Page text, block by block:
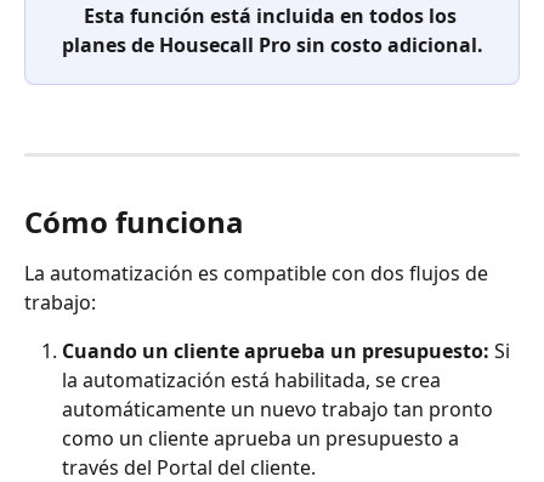
Esta función está incluida en todos los
planes de Housecall Pro sin costo adicional.
Cómo funciona
La automatización es compatible con dos flujos de
trabajo:
Cuando un cliente aprueba un presupuesto: Si
la automatización está habilitada, se crea
automáticamente un nuevo trabajo tan pronto
como un cliente aprueba un presupuesto a
través del Portal del cliente.